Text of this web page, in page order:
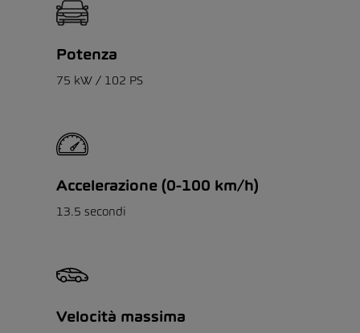
Potenza
75 kW / 102 PS
Accelerazione (0-100 km/h)
13.5 secondi
Velocità massima